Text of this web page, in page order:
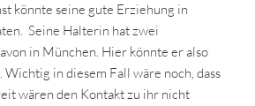
könnte seine gute Erziehung in
Seine Halterin hat zwei
in München. Hier könnte er also
in diesem Fall wäre noch, dass
wären den Kontakt zu ihr nicht